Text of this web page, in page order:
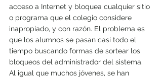
acceso a Internet y bloquea cualquier sitio
o programa que el colegio considere
inapropiado, y con razón. El problema es
que los alumnos se pasan casi todo el
tiempo buscando formas de sortear los
bloqueos del administrador del sistema.
Al igual que muchos jóvenes, se han